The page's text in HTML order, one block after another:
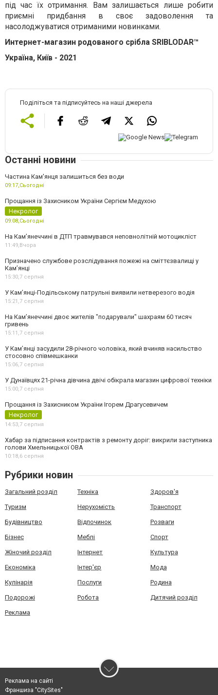
під час їх отримання. Вам залишається лише робити
приємні придбання в своє задоволення та
насолоджуватися отриманими новинками.
Интернет-магазин родованого срібла SRIBLODAR™
Україна, Київ - 2021
Поділіться та підписуйтесь на наші джерела
Останні новини
Частина Кам'янця залишиться без води
09:17,Сьогодні
Прощання із Захисником України Сергієм Медухою
Некролог
09:08,Сьогодні
На Кам’янеччині в ДТП травмувався неповнолітній мотоцикліст
11:49,Вчора
Призначено службове розслідування пожежі на сміттєзвалищі у
Кам’янці
15:30,7 серпня
У Кам’янці-Подільському патрульні виявили нетверезого водія
15:21,7 серпня
На Камʼянеччині двоє жителів "подарували" шахраям 60 тисяч
гривень
15:11,7 серпня
У Камʼянці засудили 28-річного чоловіка, який вчиняв насильство
стосовно співмешканки
15:06,7 серпня
У Дунаївцях 21-річна дівчина двічі обікрала магазин цифрової техніки
15:00,7 серпня
Прощання із Захисником України Ігорем Драгусевичем
Некролог
14:53,7 серпня
Хабар за підписання контрактів з ремонту доріг: викрили заступника
голови Хмельницької ОВА
10:18,6 серпня
Рубрики новин
Загальний розділ Техніка Здоров'я
Туризм Нерухомість Транспорт
Будівництво Відпочинок Розваги
Бізнес Меблі Спорт
Жіночий розділ Інтернет Культура
Економіка Інтер'єр Мода
Кулінарія Послуги Родина
Подорожі Робота Дитячий розділ
Реклама
Реклама на сайті
Франшиза "CitySites"